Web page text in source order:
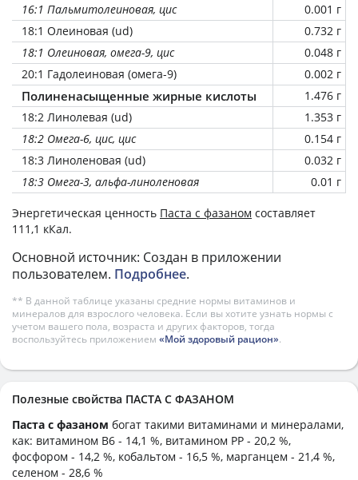
16:1 Пальмитолеиновая, цис
0.001 г
18:1 Олеиновая (ud)
0.732 г
18:1 Олеиновая, омега-9, цис
0.048 г
20:1 Гадолеиновая (омега-9)
0.002 г
Полиненасыщенные жирные кислоты
1.476 г
18:2 Линолевая (ud)
1.353 г
18:2 Омега-6, цис, цис
0.154 г
18:3 Линоленовая (ud)
0.032 г
18:3 Омега-3, альфа-линоленовая
0.01 г
Энергетическая ценность Паста с фазаном составляет
111,1 кКал.
Основной источник: Создан в приложении
пользователем. Подробнее.
** В данной таблице указаны средние нормы витаминов и
минералов для взрослого человека. Если вы хотите узнать нормы с
учетом вашего пола, возраста и других факторов, тогда
воспользуйтесь приложением «Мой здоровый рацион».
Полезные свойства ПАСТА С ФАЗАНОМ
Паста с фазаном богат такими витаминами и минералами,
как: витамином B6 - 14,1 %, витамином PP - 20,2 %,
фосфором - 14,2 %, кобальтом - 16,5 %, марганцем - 21,4 %,
селеном - 28,6 %